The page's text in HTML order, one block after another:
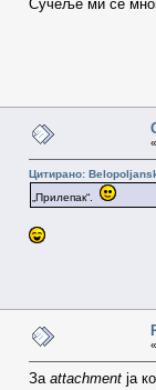
Сучеље ми се
«
Цитирано:
„Прилепак“.
«
За attachment ја